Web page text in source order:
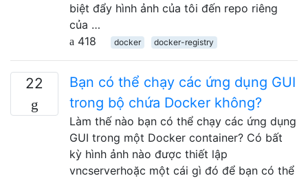
biệt đẩy hình ảnh của tôi đến repo riêng
của …
418
docker docker-registry
22
Bạn có thể chạy các ứng dụng GUI
trong bộ chứa Docker không?
Làm thế nào bạn có thể chạy các ứng dụng
GUI trong một Docker container? Có bất
kỳ hình ảnh nào được thiết lập
vncserverhoặc một cái gì đó để bạn có thể